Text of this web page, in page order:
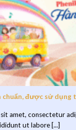
chuẩn, được sử dụng
amet, consectetur
ut labore [...]